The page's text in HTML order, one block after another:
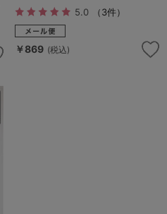
5.0 （3件）
￥869 (税込)